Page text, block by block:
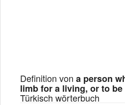
Definition von a person
limb for a living, or to be
Türkisch wörterbuch